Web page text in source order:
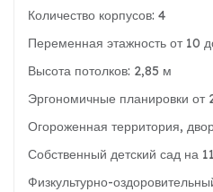
Количество корпусов: 4
Переменная этажность от 10
Высота потолков: 2,85 м
Эргономичные планировки от
Огороженная территория,
Собственный детский сад на
Физкультурно-